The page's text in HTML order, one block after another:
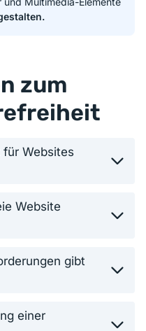
zum
Websites
Website
gibt
einer